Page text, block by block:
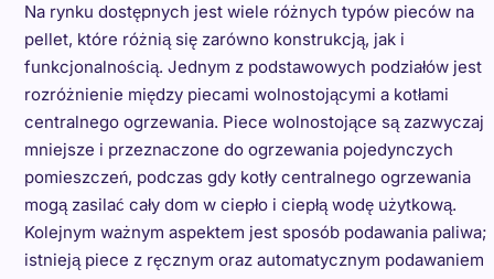
Na rynku dostępnych jest wiele różnych typów pieców na
pellet, które różnią się zarówno konstrukcją, jak i
funkcjonalnością. Jednym z podstawowych podziałów jest
rozróżnienie między piecami wolnostojącymi a kotłami
centralnego ogrzewania. Piece wolnostojące są zazwyczaj
mniejsze i przeznaczone do ogrzewania pojedynczych
pomieszczeń, podczas gdy kotły centralnego ogrzewania
mogą zasilać cały dom w ciepło i ciepłą wodę użytkową.
Kolejnym ważnym aspektem jest sposób podawania paliwa;
istnieją piece z ręcznym oraz automatycznym podawaniem